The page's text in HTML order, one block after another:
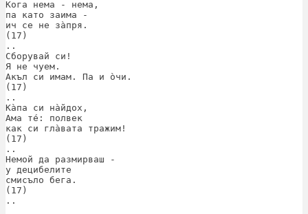
Кога нема - нема,
па като заима -
ич се не зàпря.
(17)
..
Сборувай си!
Я не чуем.
Акъл си имам. Па и òчи.
(17)
..
Кàпа си нàйдох,
Ама тé: полвек
как си глàвата тражим!
(17)
..
Немой да размирваш -
у децибелите
смисъло бега.
(17)
..